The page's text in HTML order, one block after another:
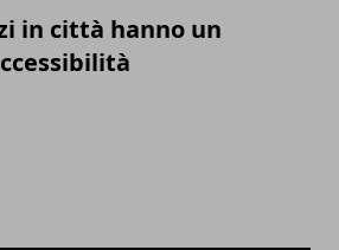
in città hanno un